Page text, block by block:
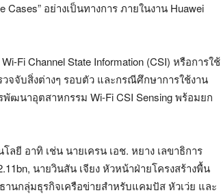
Cases” อย่างเป็นทางการ ภายในงาน Huawei
Fi Channel State Information (CSI) หรือการใช้
จับสิ่งต่างๆ รอบตัว และกรณีศึกษาการใช้งาน
ฒนาอุตสาหกรรม Wi-Fi CSI Sensing พร้อมยก
ยี อาทิ เช่น นายเครน เอช. หยาง เลขาธิการ
นายวินสัน เจียง หัวหน้าฝ่ายโครงสร้างพื้น
นกลุ่มธุรกิจเครือข่ายสำหรับแคมปัส หัวเว่ย และ